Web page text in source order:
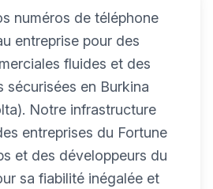
numéros de téléphone
entreprise pour des
fluides et des
sécurisées en Burkina
Notre infrastructure
entreprises du Fortune
et des développeurs du
sa fiabilité inégalée et